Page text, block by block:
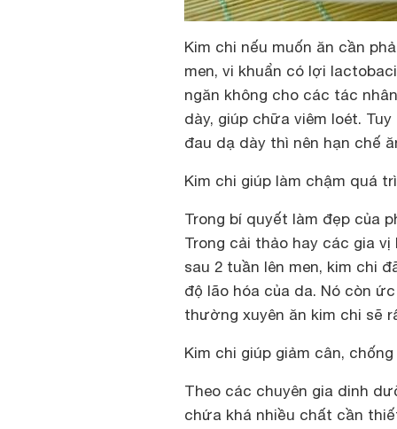
Kim chi nếu muốn ăn cần
men, vi khuẩn có lợi
ngăn không cho các tác
dày, giúp chữa viêm loét.
đau dạ dày thì nên hạn chế
Kim chi giúp làm chậm quá
Trong bí quyết làm đẹp của
Trong cải thảo hay các gia
sau 2 tuần lên men, kim chi
độ lão hóa của da. Nó còn
thường xuyên ăn kim chi sẽ
Kim chi giúp giảm cân, chống
Theo các chuyên gia dinh
chứa khá nhiều chất cần